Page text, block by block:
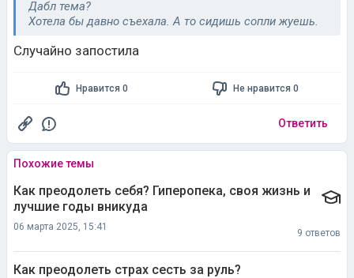
Дабл тема?
Хотела бы давно съехала. А то сидишь сопли жуешь.
Случайно запостила
Нравится 0 Не нравится 0
Ответить
Похожие темы
Как преодолеть себя? Гиперопека, своя жизнь и
лучшие годы вникуда
06 марта 2025, 15:41
9 ответов
Как преодолеть страх сесть за руль?